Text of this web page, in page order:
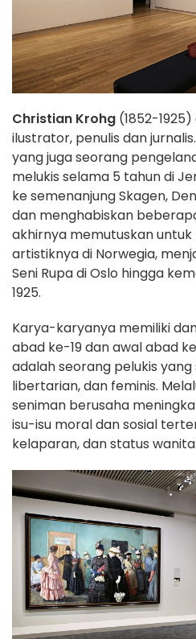
Christian Krohg (1852-
ilustrator, penulis dan
yang juga seorang
melukis selama 5 tahun di
ke semenanjung Skagen,
dan menghabiskan
akhirnya memutuskan
artistiknya di Norwegia,
Seni Rupa di Oslo hingga
1925.
Karya-karyanya memiliki
abad ke-19 dan awal abad
adalah seorang pelukis
libertarian, dan feminis.
seniman berusaha
isu-isu moral dan sosial
kelaparan, dan status wanita.